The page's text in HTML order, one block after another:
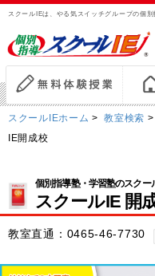
スクールIEは、やる気スイッチグループの個別
スクールIEホーム > 教室検索 >
IE開成校
個別指導塾・学習塾のスクー
スクールIE 開
教室直通： 0465-46-7730